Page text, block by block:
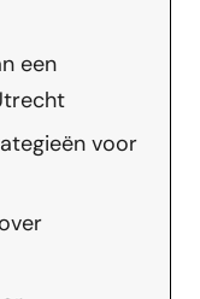
een
voor